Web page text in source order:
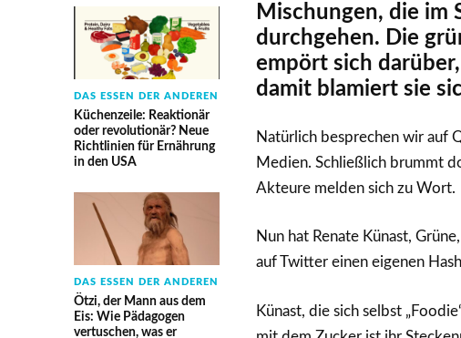
DAS ESSEN DER ANDEREN
Küchenzeile: Reaktionär
oder revolutionär? Neue
Richtlinien für Ernährung
in den USA
DAS ESSEN DER ANDEREN
Ötzi, der Mann aus dem
Eis: Wie Pädagogen
vertuschen, was er
Mischungen, die im
durchgehen. Die
empört sich
damit blamiert sie
Natürlich besprechen wir auf
Medien. Schließlich brummt
Akteure melden sich zu Wort.
Nun hat Renate Künast,
auf Twitter einen eigenen
Künast, die sich selbst